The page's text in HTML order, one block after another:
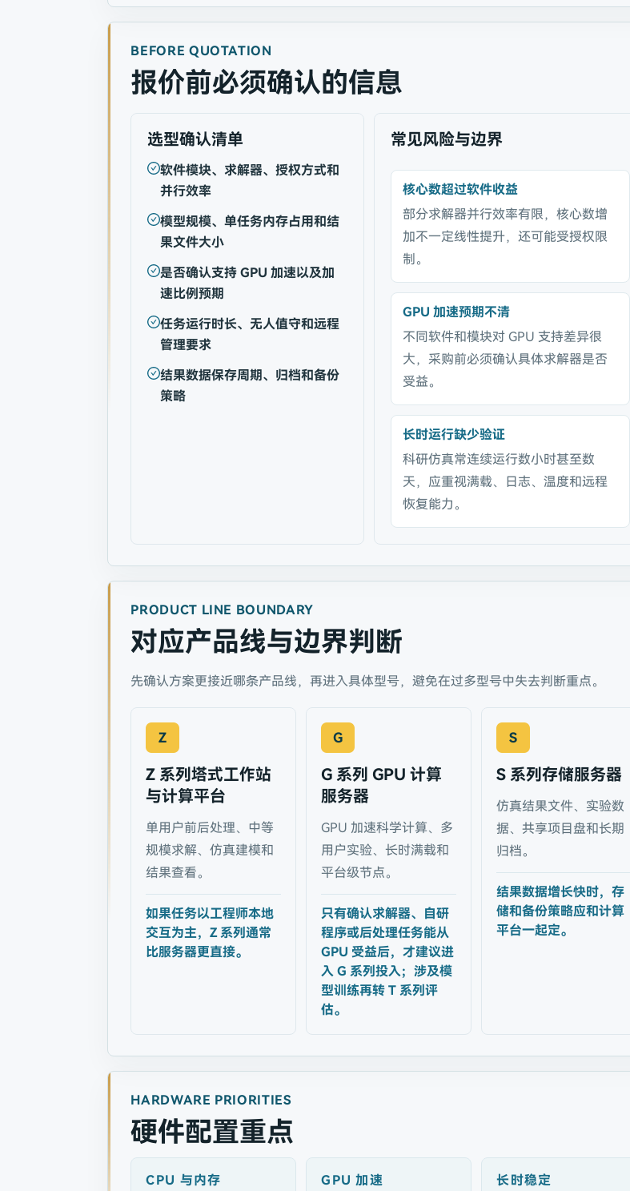
BEFORE QUOTATION
报价前必须确认的信息
选型确认清单
软件模块、求解器、授权方式和
并行效率
模型规模、单任务内存占用和结
果文件大小
是否确认支持 GPU 加速以及加
速比例预期
任务运行时长、无人值守和远程
管理要求
结果数据保存周期、归档和备份
策略
常见风险与边界
核心数超过软件收益
部分求解器并行效率有限，核心数增
加不一定线性提升，还可能受授权限
制。
GPU 加速预期不清
不同软件和模块对 GPU 支持差异很
大，采购前必须确认具体求解器是否
受益。
长时运行缺少验证
科研仿真常连续运行数小时甚至数
天，应重视满载、日志、温度和远程
恢复能力。
PRODUCT LINE BOUNDARY
对应产品线与边界判断
先确认方案更接近哪条产品线，再进入具体型号，避免在过多型号中失去判断重点。
Z
Z 系列塔式工作站
与计算平台
单用户前后处理、中等
规模求解、仿真建模和
结果查看。
如果任务以工程师本地
交互为主，Z 系列通常
比服务器更直接。
G
G 系列 GPU 计算
服务器
GPU 加速科学计算、多
用户实验、长时满载和
平台级节点。
只有确认求解器、自研
程序或后处理任务能从
GPU 受益后，才建议进
入 G 系列投入；涉及模
型训练再转 T 系列评
估。
S
S 系列存储服务器
仿真结果文件、实验数
据、共享项目盘和长期
归档。
结果数据增长快时，存
储和备份策略应和计算
平台一起定。
HARDWARE PRIORITIES
硬件配置重点
CPU 与内存 GPU 加速 长时稳定